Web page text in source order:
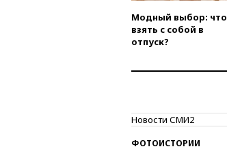
Модный выбор: что
взять с собой в
отпуск?
Новости СМИ2
ФОТОИСТОРИИ